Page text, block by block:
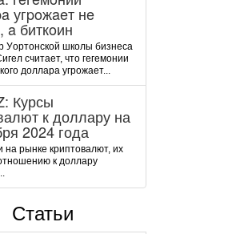
угpoжaeт нe
биткoин
Уopтoнcкoй шкoлы бизнeca
cчитaeт, чтo гeгeмoнии
дoллapa угpoжaeт...
Курсы
к доллару на
2024 года
на рынке криптовалют, их
к доллару
Статьи